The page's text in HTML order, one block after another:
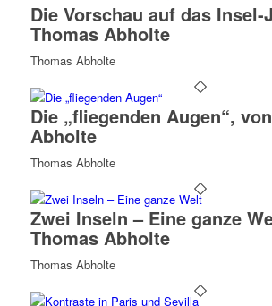
Die Vorschau auf das Insel-
Thomas Abholte
Thomas Abholte
Die „fliegenden Augen“,
Abholte
Thomas Abholte
Zwei Inseln – Eine ganze
Thomas Abholte
Thomas Abholte